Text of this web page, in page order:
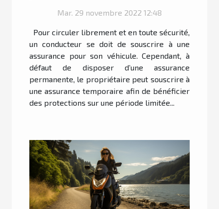
Mar. 29 novembre 2022 12:48
Pour circuler librement et en toute sécurité,
un conducteur se doit de souscrire à une
assurance pour son véhicule. Cependant, à
défaut de disposer d’une assurance
permanente, le propriétaire peut souscrire à
une assurance temporaire afin de bénéficier
des protections sur une période limitée...